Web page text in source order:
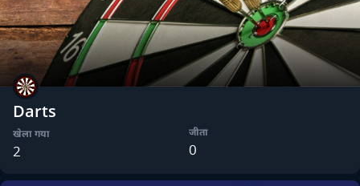
Darts
खेला गया
2
जीता
0